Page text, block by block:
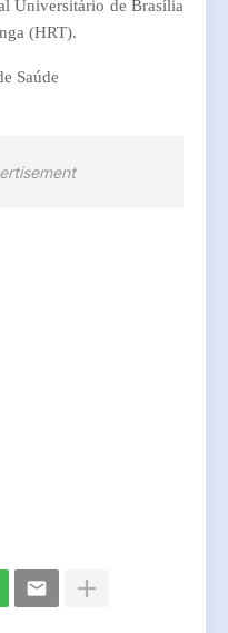
Universitário de Brasília
(HRT).
Saúde